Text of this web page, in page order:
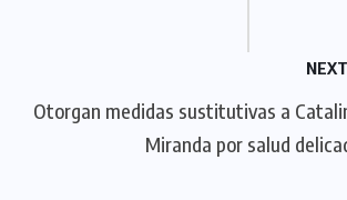
NEXT
Otorgan medidas sustitutivas a
Miranda por salud